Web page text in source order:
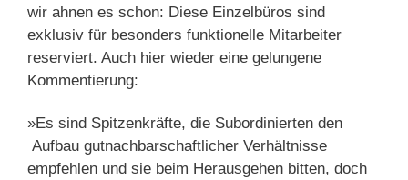
wir ahnen es schon: Diese Einzelbüros sind
exklusiv für besonders funktionelle Mitarbeiter
reserviert. Auch hier wieder eine gelungene
Kommentierung:
»Es sind Spitzenkräfte, die Subordinierten den
Aufbau gutnachbarschaftlicher Verhältnisse
empfehlen und sie beim Herausgehen bitten, doch